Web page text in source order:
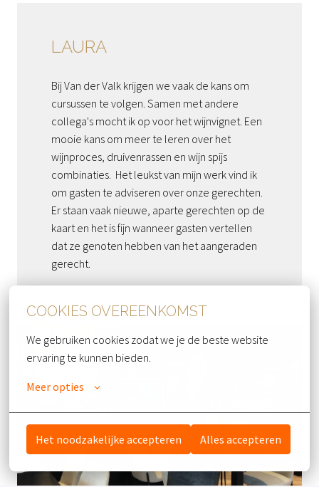
COOKIES OVEREENKOMST
We gebruiken cookies zodat we je de beste website
ervaring te kunnen bieden.
Meer opties
Het noodzakelijke accepteren Alles accepteren
LAURA
Bij Van der Valk krijgen we vaak de kans om
cursussen te volgen. Samen met andere
collega's mocht ik op voor het wijnvignet. Een
mooie kans om meer te leren over het
wijnproces, druivenrassen en wijn spijs
combinaties.  Het leukst van mijn werk vind ik
om gasten te adviseren over onze gerechten.
Er staan vaak nieuwe, aparte gerechten op de
kaart en het is fijn wanneer gasten vertellen
dat ze genoten hebben van het aangeraden